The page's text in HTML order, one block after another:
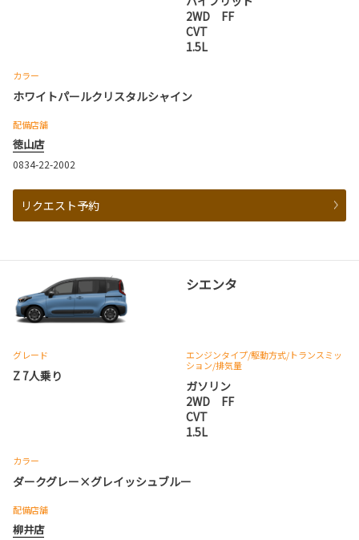
2WD FF
CVT
1.5L
カラー
ホワイトパールクリスタルシャイン
配備店舗
徳山店
0834-22-2002
リクエスト予約
シエンタ
グレード
Z 7人乗り
エンジンタイプ/駆動方式/トランスミッ
ション/排気量
ガソリン
2WD FF
CVT
1.5L
カラー
ダークグレー×グレイッシュブルー
配備店舗
柳井店